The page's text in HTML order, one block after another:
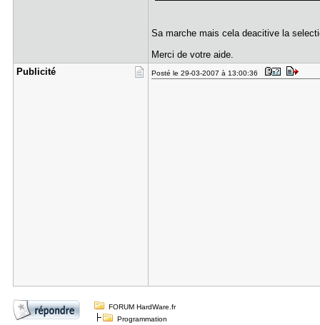
Sa marche mais cela deacitive la
Merci de votre aide.
Publicité
Posté le 29-03-2007 à 13:00:36
FORUM HardWare.fr
Programmation